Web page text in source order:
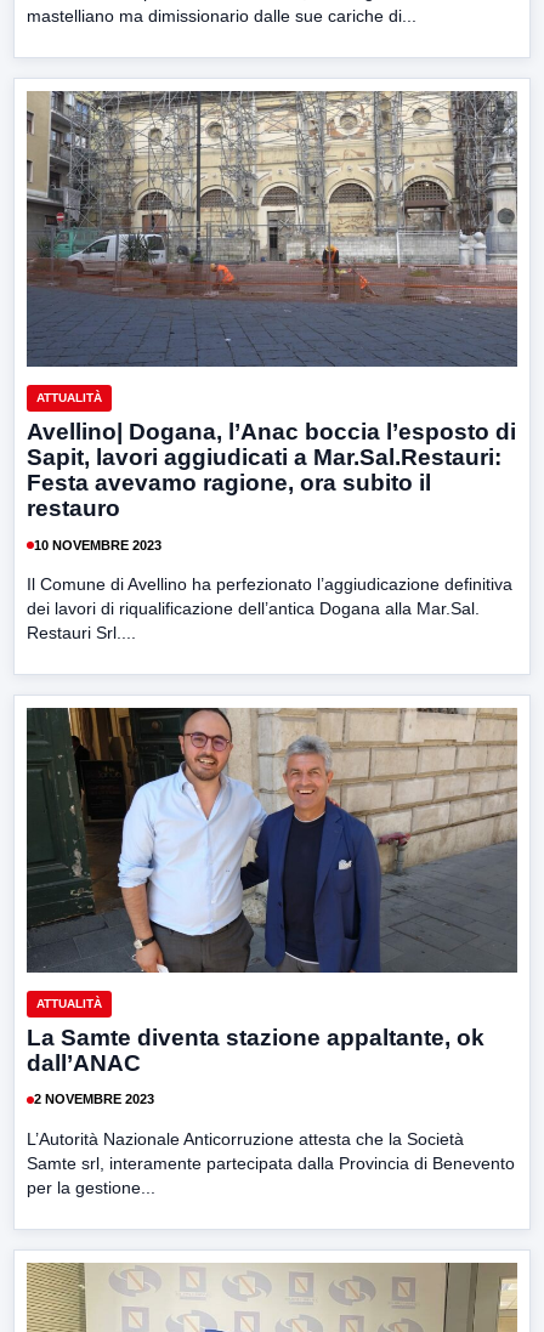
mastelliano ma dimissionario dalle sue cariche di...
ATTUALITÀ
Avellino| Dogana, l’Anac boccia l’esposto di
Sapit, lavori aggiudicati a Mar.Sal.Restauri:
Festa avevamo ragione, ora subito il
restauro
10 NOVEMBRE 2023
Il Comune di Avellino ha perfezionato l’aggiudicazione definitiva
dei lavori di riqualificazione dell’antica Dogana alla Mar.Sal.
Restauri Srl....
ATTUALITÀ
La Samte diventa stazione appaltante, ok
dall’ANAC
2 NOVEMBRE 2023
L’Autorità Nazionale Anticorruzione attesta che la Società
Samte srl, interamente partecipata dalla Provincia di Benevento
per la gestione...